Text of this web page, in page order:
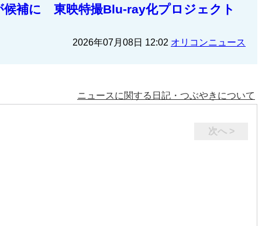
候補に 東映特撮Blu-ray化プロジェクト
2026年07月08日 12:02 オリコンニュース
ニュースに関する日記・つぶやきについて
次へ >